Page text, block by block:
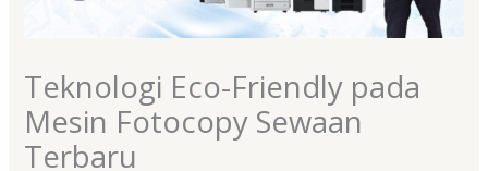
Teknologi Eco-Friendly pada
Mesin Fotocopy Sewaan
Terbaru